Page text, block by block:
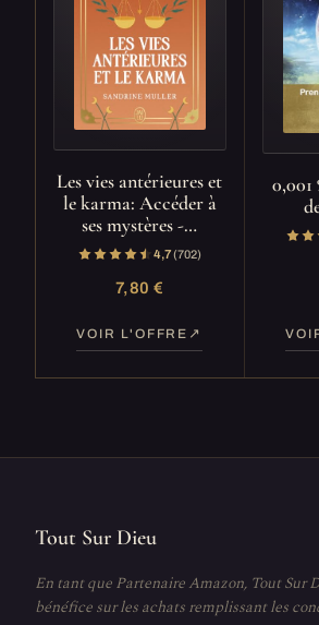
Les vies antérieures et
le karma: Accéder à
ses mystères -…
4,7(702)
7,80 €
VOIR L'OFFRE
0,001
Tout Sur Dieu
En tant que Partenaire Amazon, Tout Sur
bénéfice sur les achats remplissant les